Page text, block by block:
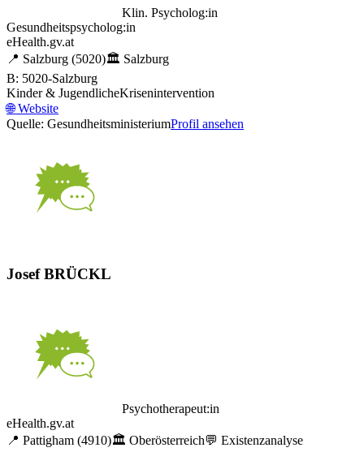
Klin. Psycholog:in
Gesundheitspsycholog:in
eHealth.gv.at
📍 Salzburg (5020)🏛️ Salzburg
B: 5020-Salzburg
Kinder & JugendlicheKrisenintervention
🌐Website
Quelle: GesundheitsministeriumProfil ansehen
Josef BRÜCKL
Psychotherapeut:in
eHealth.gv.at
📍 Pattigham (4910)🏛️ Oberösterreich💬 Existenzanalyse